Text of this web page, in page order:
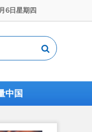
6日星期四
中国